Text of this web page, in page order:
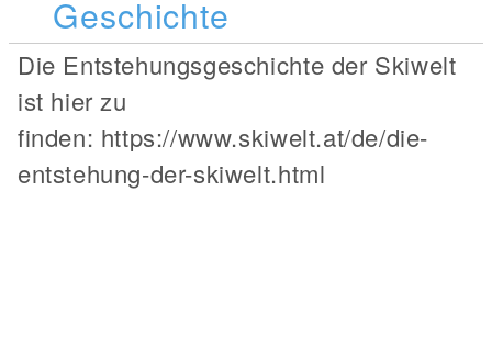
Geschichte
Die Entstehungsgeschichte der Skiwelt
ist hier zu
finden: https://www.skiwelt.at/de/die-
entstehung-der-skiwelt.html